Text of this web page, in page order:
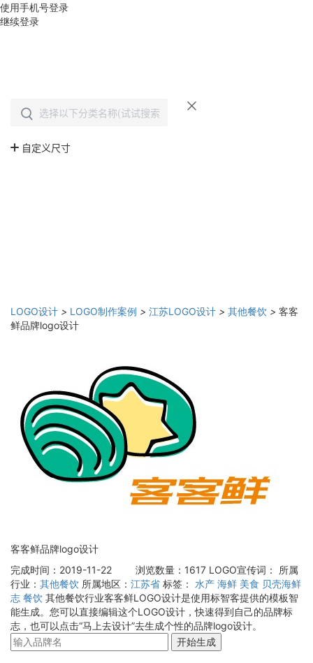
使用手机号登录
继续登录
LOGO设计 > LOGO制作案例 > 江苏LOGO设计 > 其他餐饮 > 客客
鲜品牌logo设计
客客鲜品牌logo设计
完成时间：2019-11-22
浏览数量：1617 LOGO宣传词：
所属
行业： 其他餐饮 所属地区： 江苏省 标签： 水产 海鲜 美食 贝壳海鲜
志 餐饮 其他餐饮行业客客鲜LOGO设计是使用标智客提供的模板智
能生成。您可以直接编辑这个LOGO设计，快速得到自己的品牌标
志，也可以点击“马上去设计”去生成个性的品牌logo设计。
开始生成